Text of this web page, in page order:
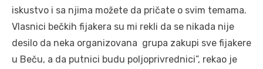
iskustvo i sa njima možete da pričate o svim temama.
Vlasnici bečkih fijakera su mi rekli da se nikada nije
desilo da neka organizovana grupa zakupi sve fijakere
u Beču, a da putnici budu poljoprivrednici”, rekao je